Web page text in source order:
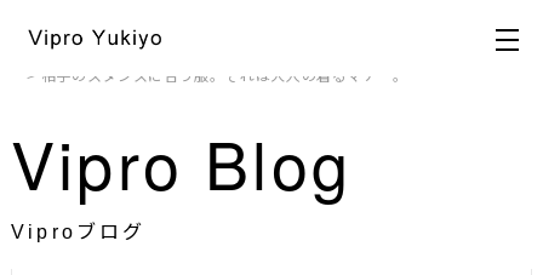
HOME> ブログ >ビジュアル戦略
着こなし力
> 相手のスタンスに合う服。それは大人の着るマナー。
Vipro Blog
Viproブログ